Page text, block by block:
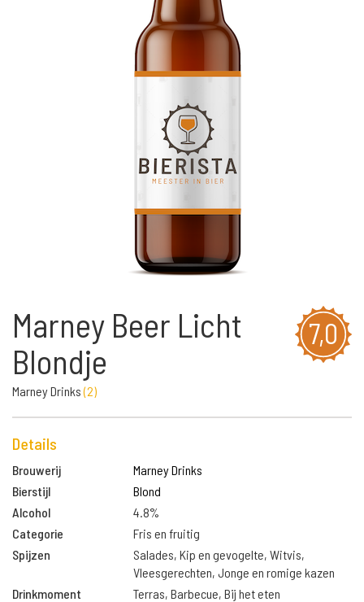
7,0
Marney Beer Licht
Blondje
Marney Drinks(2)
Details
Brouwerij
Marney Drinks
Bierstijl
Blond
Alcohol
4.8%
Categorie
Fris en fruitig
Spijzen
Salades, Kip en gevogelte, Witvis,
Vleesgerechten, Jonge en romige kazen
Drinkmoment
Terras, Barbecue, Bij het eten